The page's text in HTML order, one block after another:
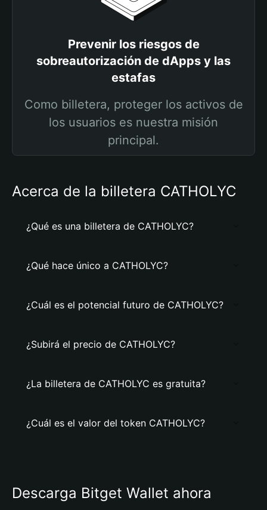
Prevenir los riesgos de
sobreautorización de dApps y las
estafas
Como billetera, proteger los activos de
los usuarios es nuestra misión
principal.
Acerca de la billetera CATHOLYC
¿Qué es una billetera de CATHOLYC?
¿Qué hace único a CATHOLYC?
¿Cuál es el potencial futuro de CATHOLYC?
¿Subirá el precio de CATHOLYC?
¿La billetera de CATHOLYC es gratuita?
¿Cuál es el valor del token CATHOLYC?
Descarga Bitget Wallet ahora